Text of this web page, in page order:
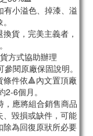
有小溢色、掉漆、溢
貨，完美主義者，
方式協助辦理
閱原廠保固說明。
件依🔺內文置頂廠
6個月。
，應將組合銷售商品
、毀損或缺件，可能
為回復原狀所必要